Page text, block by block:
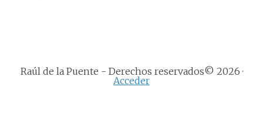
Raúl de la Puente - Derechos reservados© 2026 ·
Acceder